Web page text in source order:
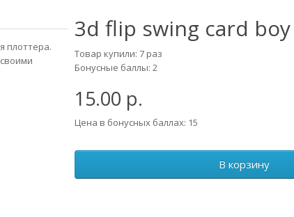
плоттера.
3d flip swing card
Товар купили: 7 раз
Бонусные баллы: 2
15.00 р.
Цена в бонусных баллах: 15
В корзину